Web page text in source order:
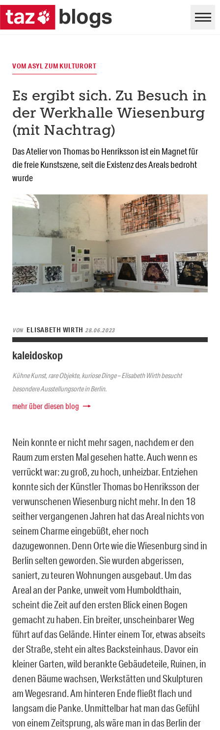
VOM ASYL ZUM KULTURORT
Es ergibt sich. Zu Besuch in
der Werkhalle Wiesenburg
(mit Nachtrag)
Das Atelier von Thomas bo Henriksson ist ein Magnet für
die freie Kunstszene, seit die Existenz des Areals bedroht
wurde
VON ELISABETH WIRTH 28.06.2023
kaleidoskop
Kühne Kunst, rare Objekte, kuriose Dinge – Elisabeth Wirth besucht
besondere Ausstellungsorte in Berlin.
mehr über diesen blog
Nein konnte er nicht mehr sagen, nachdem er den
Raum zum ersten Mal gesehen hatte. Auch wenn es
verrückt war: zu groß, zu hoch, unheizbar. Entziehen
konnte sich der Künstler Thomas bo Henriksson der
verwunschenen Wiesenburg nicht mehr. In den 18
seither vergangenen Jahren hat das Areal nichts von
seinem Charme eingebüßt, eher noch
dazugewonnen. Denn Orte wie die Wiesenburg sind in
Berlin selten geworden. Sie wurden abgerissen,
saniert, zu teuren Wohnungen ausgebaut. Um das
Areal an der Panke, unweit vom Humboldthain,
scheint die Zeit auf den ersten Blick einen Bogen
gemacht zu haben. Ein breiter, unscheinbarer Weg
führt auf das Gelände. Hinter einem Tor, etwas abseits
der Straße, steht ein altes Backsteinhaus. Davor ein
kleiner Garten, wild berankte Gebäudeteile, Ruinen, in
denen Bäume wachsen, Werkstätten und Skulpturen
am Wegesrand. Am hinteren Ende fließt flach und
langsam die Panke. Unmittelbar hat man das Gefühl
von einem Zeitsprung, als wäre man in das Berlin der